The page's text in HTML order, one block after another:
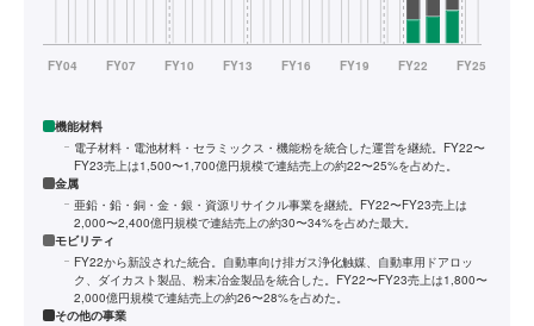
機能材料
電子材料・電池材料・セラミックス・機能粉を統合した運営を継続。FY22〜
FY23売上は1,500〜1,700億円規模で連結売上の約22〜25%を占めた。
金属
亜鉛・鉛・銅・金・銀・資源リサイクル事業を継続。FY22〜FY23売上は
2,000〜2,400億円規模で連結売上の約30〜34%を占めた最大。
モビリティ
FY22から新設された統合。自動車向け排ガス浄化触媒、自動車用ドアロッ
ク、ダイカスト製品、粉末冶金製品を統合した。FY22〜FY23売上は1,800〜
2,000億円規模で連結売上の約26〜28%を占めた。
その他の事業